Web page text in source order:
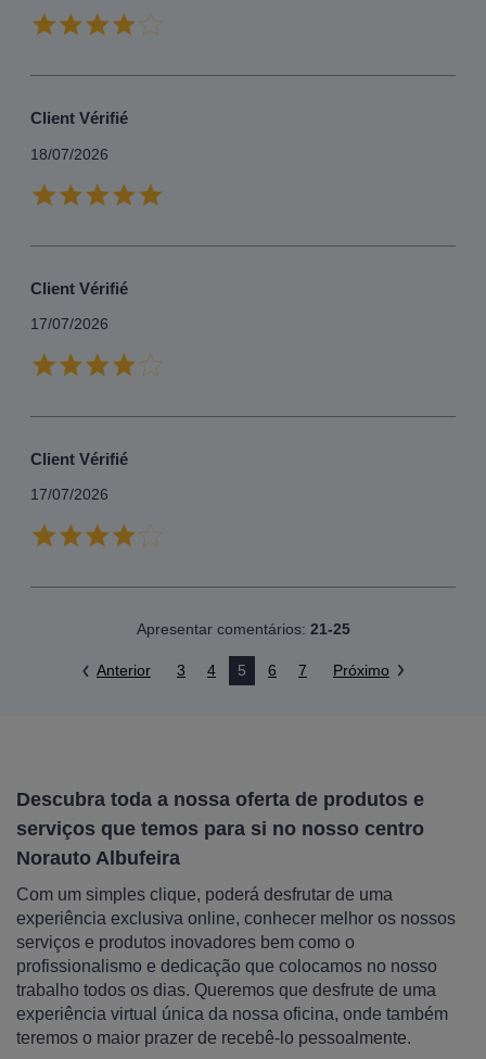
Client Vérifié
18/07/2026
Client Vérifié
17/07/2026
Client Vérifié
17/07/2026
Apresentar comentários: 21-25
Anterior 3 4 5 6 7 Próximo
Descubra toda a nossa oferta de produtos e
serviços que temos para si no nosso centro
Norauto Albufeira
Com um simples clique, poderá desfrutar de uma
experiência exclusiva online, conhecer melhor os nossos
serviços e produtos inovadores bem como o
profissionalismo e dedicação que colocamos no nosso
trabalho todos os dias. Queremos que desfrute de uma
experiência virtual única da nossa oficina, onde também
teremos o maior prazer de recebê-lo pessoalmente.